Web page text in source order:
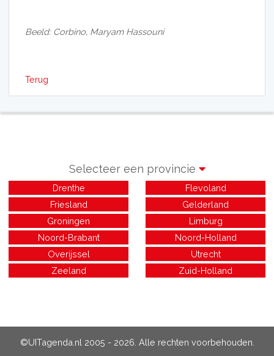
Beeld: Corbino, Maryam Hassouni
Terug
Selecteer een provincie
Drenthe
Flevoland
Friesland
Gelderland
Groningen
Limburg
Noord-Brabant
Noord-Holland
Overijssel
Utrecht
Zeeland
Zuid-Holland
©UITagenda.nl 2005 - 2026. Alle rechten voorbehouden.